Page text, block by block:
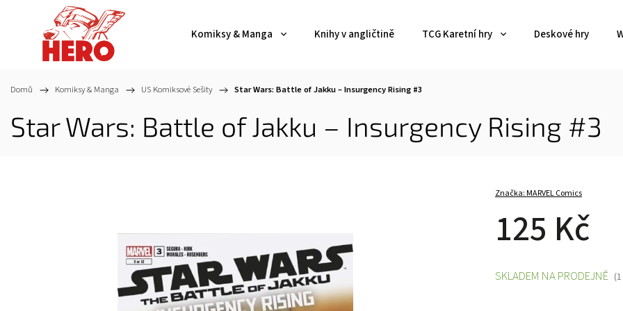
Komiksy & Manga Knihy v angličtině TCG Karetní hry Deskové hry
Domů / Komiksy & Manga / US Komiksové Sešity / Star Wars: Battle of Jakku – Insurgency Rising #3
Star Wars: Battle of Jakku – Insurgency Rising #3
Značka:MARVEL Comics
125 Kč
SKLADEM NA PRODEJNĚ